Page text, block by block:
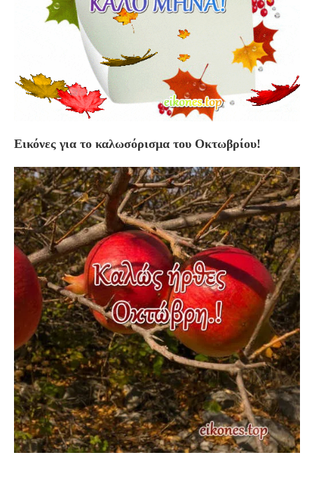
Εικόνες για το καλωσόρισμα του Οκτωβρίου!